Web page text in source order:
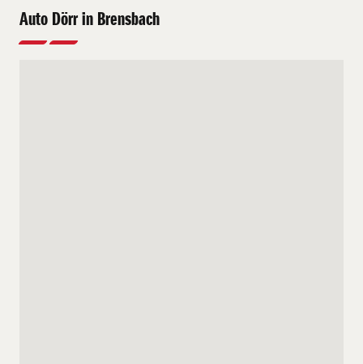
Auto Dörr in Brensbach